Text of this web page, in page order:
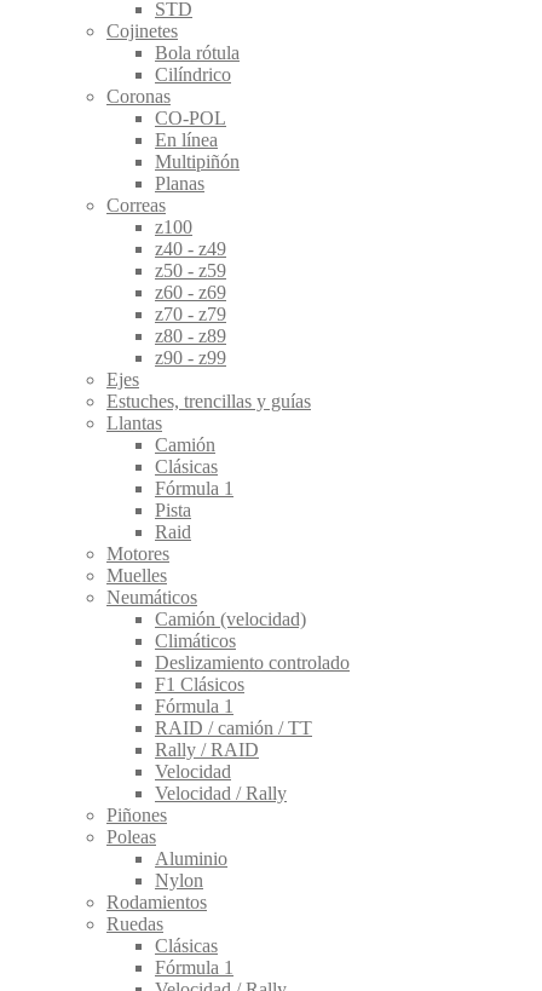
STD
Cojinetes
Bola rótula
Cilíndrico
Coronas
CO-POL
En línea
Multipiñón
Planas
Correas
z100
z40 - z49
z50 - z59
z60 - z69
z70 - z79
z80 - z89
z90 - z99
Ejes
Estuches, trencillas y guías
Llantas
Camión
Clásicas
Fórmula 1
Pista
Raid
Motores
Muelles
Neumáticos
Camión (velocidad)
Climáticos
Deslizamiento controlado
F1 Clásicos
Fórmula 1
RAID / camión / TT
Rally / RAID
Velocidad
Velocidad / Rally
Piñones
Poleas
Aluminio
Nylon
Rodamientos
Ruedas
Clásicas
Fórmula 1